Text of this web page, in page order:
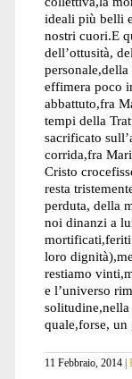
ideali più belli
nostri cuori.E
dell’ottusità,
effimera poco
abbattuto,fra
tempi della
sacrificato
corrida,fra
Cristo
resta
perduta, della
noi dinanzi a
mortificati,feriti
loro
restiamo
e l’universo
quale,forse, un
11 Febbraio, 2014